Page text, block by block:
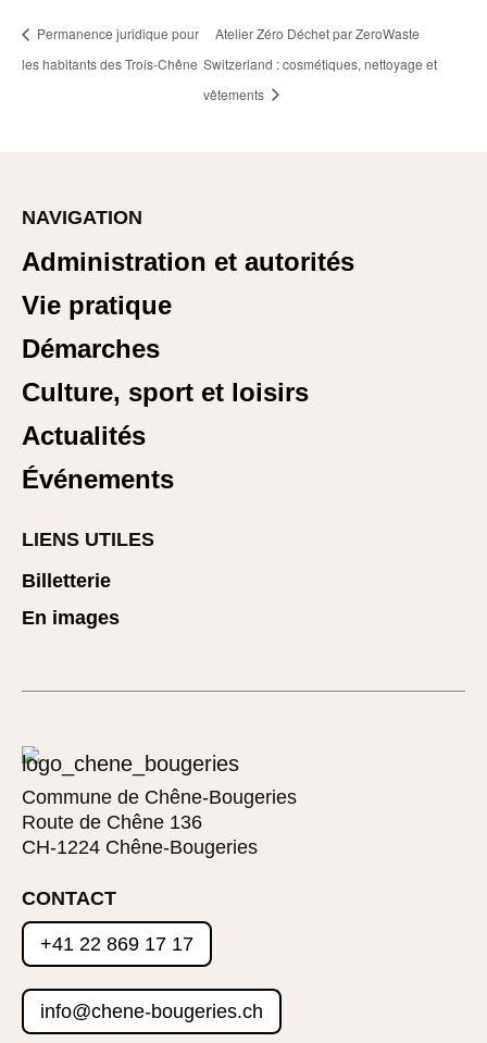
Permanence juridique pour
les habitants des Trois-Chêne
Atelier Zéro Déchet par ZeroWaste
Switzerland : cosmétiques, nettoyage et
vêtements
NAVIGATION
Administration et autorités
Vie pratique
Démarches
Culture, sport et loisirs
Actualités
Événements
LIENS UTILES
Billetterie
En images
Commune de Chêne-Bougeries
Route de Chêne 136
CH-1224 Chêne-Bougeries
CONTACT
+41 22 869 17 17
info@chene-bougeries.ch